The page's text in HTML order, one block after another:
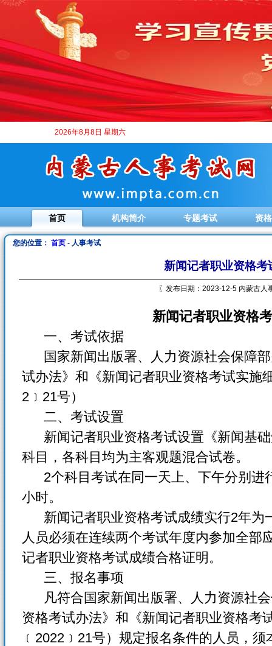
2026年8月8日 星期六
首页 机构简介 专题考试 资
您的位置： 首页- 人事考试
新闻记者职业资格考
〖发布日期：2023-12-5 内蒙古人
新闻记者职业资格
一、考试依据
国家新闻出版署、人力资源社会保障部
试办法》和《新闻记者职业资格考试实施
2﹞21号）
二、考试设置
新闻记者职业资格考试设置《新闻基础
科目，各科目均为主客观题混合试卷。
2个科目考试在同一天上、下午分别进
小时。
新闻记者职业资格考试成绩实行2年为
人员必须在连续两个考试年度内参加全部
记者职业资格考试成绩合格证明。
三、报名事项
凡符合国家新闻出版署、人力资源社会
资格考试办法》和《新闻记者职业资格考
﹝2022﹞21号）规定报名条件的人员，须